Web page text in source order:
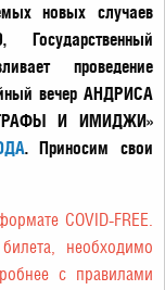
новых случаев
проведение
вечер АНДРИСА
И ИМИДЖИ»
. Приносим свои
COVID-FREE.
необходимо
с правилами